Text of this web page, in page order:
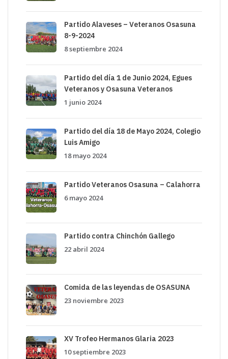
Partido Alaveses – Veteranos Osasuna
8-9-2024
8 septiembre 2024
Partido del día 1 de Junio 2024, Egues
Veteranos y Osasuna Veteranos
1 junio 2024
Partido del día 18 de Mayo 2024, Colegio
Luis Amigo
18 mayo 2024
Partido Veteranos Osasuna – Calahorra
6 mayo 2024
Partido contra Chinchón Gallego
22 abril 2024
Comida de las leyendas de OSASUNA
23 noviembre 2023
XV Trofeo Hermanos Glaria 2023
10 septiembre 2023